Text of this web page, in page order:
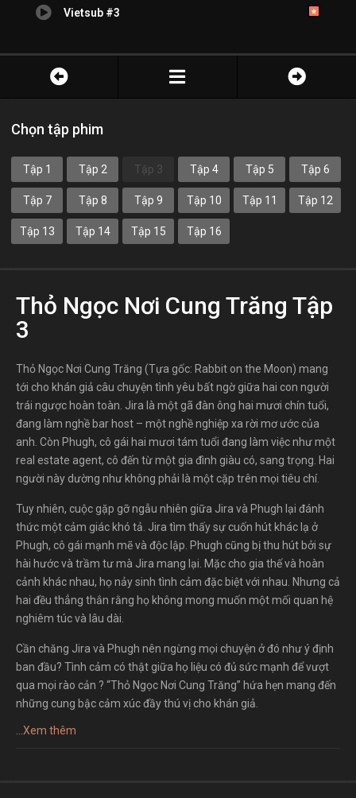
Vietsub #3
Chọn tập phim
Tập 1 Tập 2 Tập 3 Tập 4 Tập 5 Tập 6
Tập 7 Tập 8 Tập 9 Tập 10 Tập 11 Tập 12
Tập 13 Tập 14 Tập 15 Tập 16
Thỏ Ngọc Nơi Cung Trăng Tập
3
Thỏ Ngọc Nơi Cung Trăng (Tựa gốc: Rabbit on the Moon) mang
tới cho khán giả câu chuyện tình yêu bất ngờ giữa hai con người
trái ngược hoàn toàn. Jira là một gã đàn ông hai mươi chín tuổi,
đang làm nghề bar host – một nghề nghiệp xa rời mơ ước của
anh. Còn Phugh, cô gái hai mươi tám tuổi đang làm việc như một
real estate agent, cô đến từ một gia đình giàu có, sang trọng. Hai
người này dường như không phải là một cặp trên mọi tiêu chí.
Tuy nhiên, cuộc gặp gỡ ngẫu nhiên giữa Jira và Phugh lại đánh
thức một cảm giác khó tả. Jira tìm thấy sự cuốn hút khác lạ ở
Phugh, cô gái mạnh mẽ và độc lập. Phugh cũng bị thu hút bởi sự
hài hước và trầm tư mà Jira mang lại. Mặc cho gia thế và hoàn
cảnh khác nhau, họ nảy sinh tình cảm đặc biệt với nhau. Nhưng cả
hai đều thẳng thắn rằng họ không mong muốn một mối quan hệ
nghiêm túc và lâu dài.
Cần chăng Jira và Phugh nên ngừng mọi chuyện ở đó như ý định
ban đầu? Tình cảm có thật giữa họ liệu có đủ sức mạnh để vượt
qua mọi rào cản ? “Thỏ Ngọc Nơi Cung Trăng” hứa hẹn mang đến
những cung bậc cảm xúc đầy thú vị cho khán giả.
Xem thêm